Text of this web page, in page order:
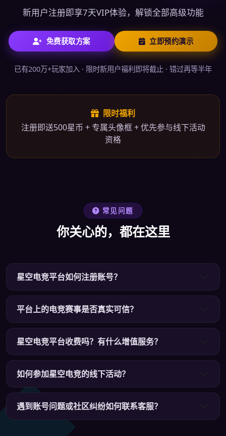
新用户注册即享7天VIP体验，解锁全部高级功能
免费获取方案 立即预约演示
已有200万+玩家加入 · 限时新用户福利即将截止 · 错过再等半年
限时福利
注册即送500星币 + 专属头像框 + 优先参与线下活动
资格
常见问题
你关心的，都在这里
星空电竞平台如何注册账号？
平台上的电竞赛事是否真实可信？
星空电竞平台收费吗？有什么增值服务？
如何参加星空电竞的线下活动？
遇到账号问题或社区纠纷如何联系客服？